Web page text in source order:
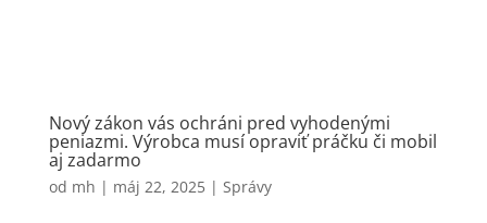
Nový zákon vás ochráni pred vyhodenými
peniazmi. Výrobca musí opraviť práčku či mobil
aj zadarmo
od mh | máj 22, 2025| Správy